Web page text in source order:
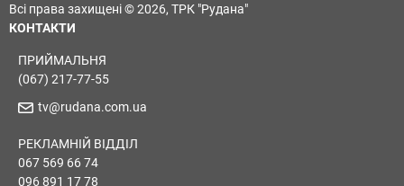
Всі права захищені © 2026, ТРК "Рудана"
КОНТАКТИ
ПРИЙМАЛЬНЯ
(067) 217-77-55
tv@rudana.com.ua
РЕКЛАМНІЙ ВІДДІЛ
067 569 66 74
096 891 17 78